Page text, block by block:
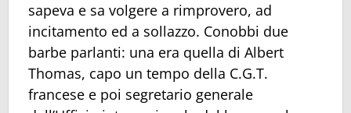
sapeva e sa volgere a rimprovero, ad
incitamento ed a sollazzo. Conobbi due
barbe parlanti: una era quella di Albert
Thomas, capo un tempo della C.G.T.
francese e poi segretario generale